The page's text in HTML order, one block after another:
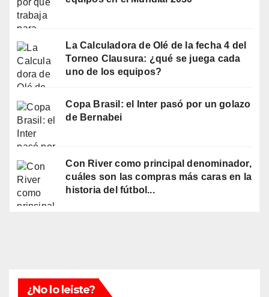
La Calculadora de Olé de la fecha 4 del
Torneo Clausura: ¿qué se juega cada
uno de los equipos?
Copa Brasil: el Inter pasó por un golazo
de Bernabei
Con River como principal denominador,
cuáles son las compras más caras en la
historia del fútbol...
¿No lo leiste?